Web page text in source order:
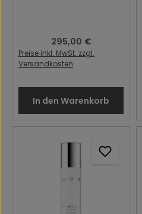
Regulärer Preis:
295,00 €
Preise inkl. MwSt. zzgl.
Versandkosten
In den Warenkorb